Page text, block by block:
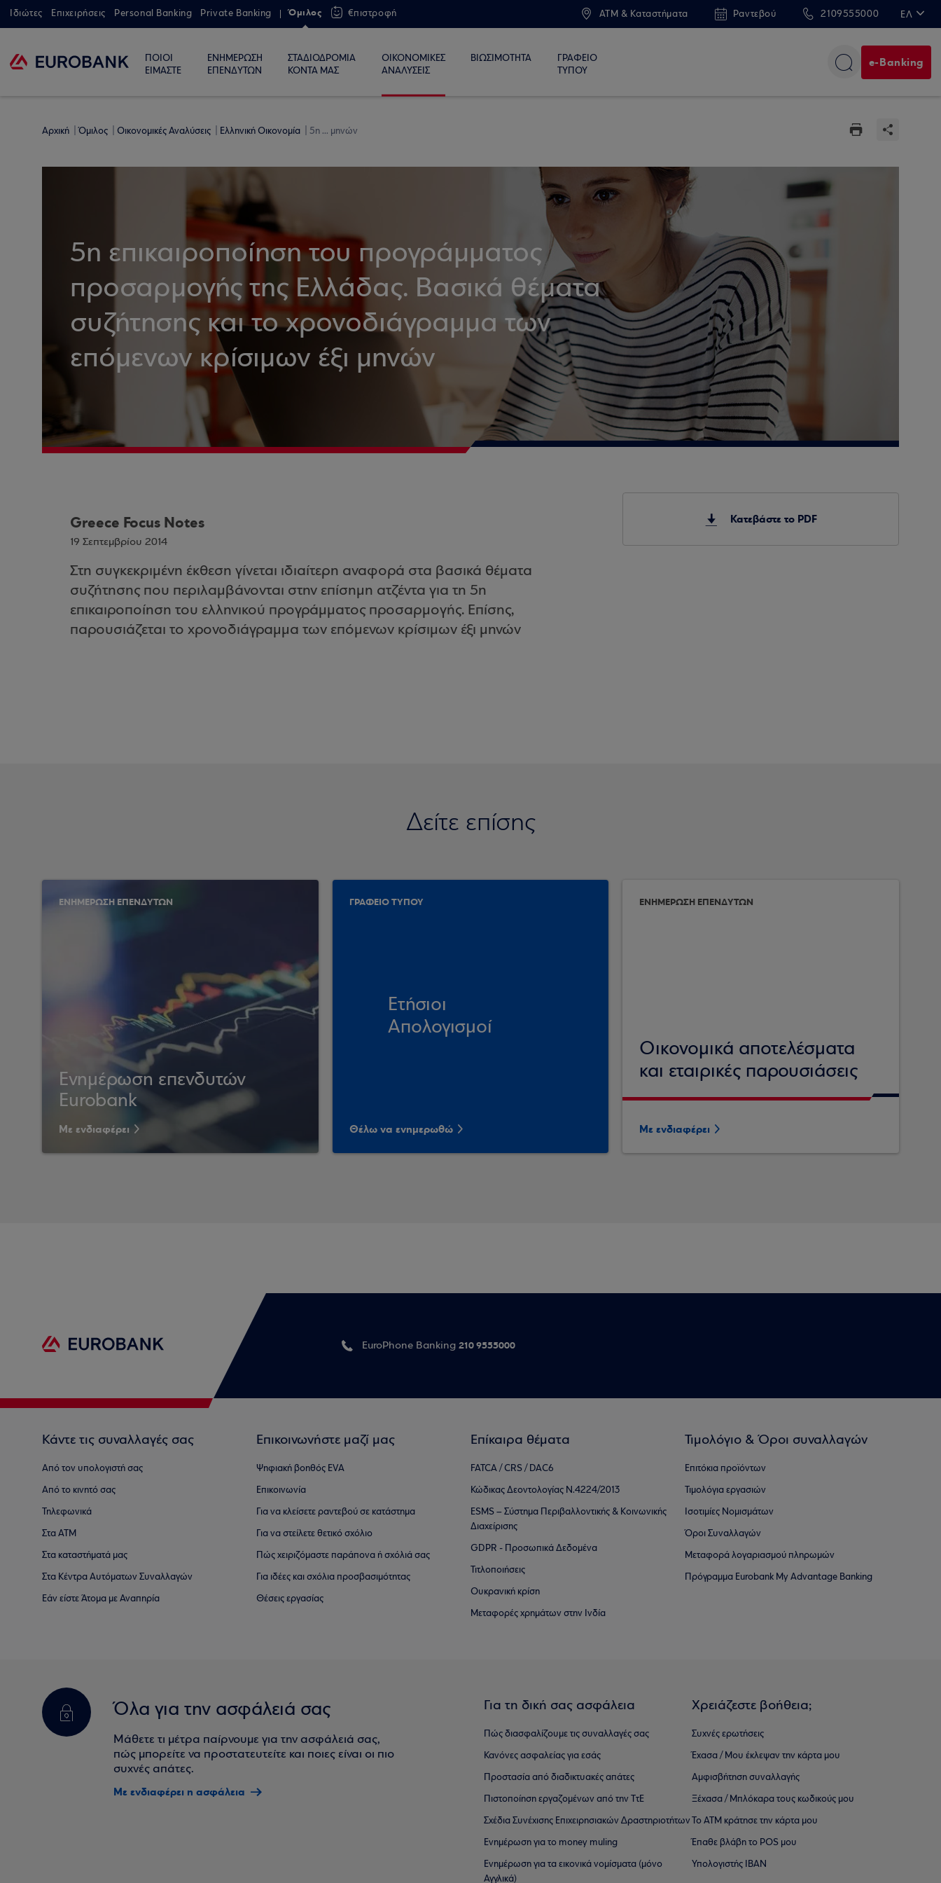
Ιδιώτες Επιχειρήσεις Personal Banking Private Banking Όμιλος €πιστροφή ATM & Καταστήματα Ραντεβού 2109555000 ΕΛ
ΠΟΙΟΙ
ΕΙΜΑΣΤΕ
ΕΝΗΜΕΡΩΣΗ
ΕΠΕΝΔΥΤΩΝ
ΣΤΑΔΙΟΔΡΟΜΙΑ
ΚΟΝΤΑ ΜΑΣ
ΟΙΚΟΝΟΜΙΚΕΣ
ΑΝΑΛΥΣΕΙΣ
ΒΙΩΣΙΜΟΤΗΤΑ
ΓΡΑΦΕΙΟ
ΤΥΠΟΥ
e-Banking
Αρχική Όμιλος Οικονομικές Αναλύσεις Ελληνική Οικονομία 5η ... μηνών
5η επικαιροποίηση του προγράμματος
προσαρμογής της Ελλάδας. Βασικά θέματα
συζήτησης και το χρονοδιάγραμμα των
επόμενων κρίσιμων έξι μηνών
Greece Focus Notes
19 Σεπτεμβρίου 2014
Στη συγκεκριμένη έκθεση γίνεται ιδιαίτερη αναφορά στα βασικά θέματα
συζήτησης που περιλαμβάνονται στην επίσημη ατζέντα για τη 5η
επικαιροποίηση του ελληνικού προγράμματος προσαρμογής. Επίσης,
παρουσιάζεται το χρονοδιάγραμμα των επόμενων κρίσιμων έξι μηνών
Κατεβάστε το PDF
Δείτε επίσης
ΕΝΗΜΕΡΩΣΗ ΕΠΕΝΔΥΤΩΝ
Ενημέρωση επενδυτών
Eurobank
Με ενδιαφέρει
ΓΡΑΦΕΙΟ ΤΥΠΟΥ
Ετήσιοι
Απολογισμοί
Θέλω να ενημερωθώ
ΕΝΗΜΕΡΩΣΗ ΕΠΕΝΔΥΤΩΝ
Οικονομικά αποτελέσματα
και εταιρικές παρουσιάσεις
Με ενδιαφέρει
EuroPhone Banking 210 9555000
Κάντε τις συναλλαγές σας
Από τον υπολογιστή σας
Από το κινητό σας
Τηλεφωνικά
Στα ΑΤΜ
Στα καταστήματά μας
Στα Κέντρα Αυτόματων Συναλλαγών
Εάν είστε Άτομα με Αναπηρία
Επικοινωνήστε μαζί μας
Ψηφιακή βοηθός EVA
Επικοινωνία
Για να κλείσετε ραντεβού σε κατάστημα
Για να στείλετε θετικό σχόλιο
Πώς χειριζόμαστε παράπονα ή σχόλιά σας
Για ιδέες και σχόλια προσβασιμότητας
Θέσεις εργασίας
Επίκαιρα θέματα
FATCA / CRS / DAC6
Κώδικας Δεοντολογίας Ν.4224/2013
ESMS – Σύστημα Περιβαλλοντικής & Κοινωνικής
Διαχείρισης
GDPR - Προσωπικά Δεδομένα
Τιτλοποιήσεις
Ουκρανική κρίση
Μεταφορές χρημάτων στην Ινδία
Τιμολόγιο & Όροι συναλλαγών
Επιτόκια προϊόντων
Τιμολόγια εργασιών
Ισοτιμίες Νομισμάτων
Όροι Συναλλαγών
Μεταφορά λογαριασμού πληρωμών
Πρόγραμμα Eurobank My Advantage Banking
Όλα για την ασφάλειά σας
Μάθετε τι μέτρα παίρνουμε για την ασφάλειά σας,
πώς μπορείτε να προστατευτείτε και ποιες είναι οι πιο
συχνές απάτες.
Με ενδιαφέρει η ασφάλεια
Για τη δική σας ασφάλεια
Πώς διασφαλίζουμε τις συναλλαγές σας
Κανόνες ασφαλείας για εσάς
Προστασία από διαδικτυακές απάτες
Πιστοποίηση εργαζομένων από την ΤτΕ
Σχέδια Συνέχισης Επιχειρησιακών ∆ραστηριοτήτων
Ενημέρωση για το money muling
Ενημέρωση για τα εικονικά νομίσματα (μόνο
Αγγλικά)
Χρειάζεστε βοήθεια;
Συχνές ερωτήσεις
Έχασα / Μου έκλεψαν την κάρτα μου
Αμφισβήτηση συναλλαγής
Ξέχασα / Μπλόκαρα τους κωδικούς μου
Το ΑΤΜ κράτησε την κάρτα μου
Έπαθε βλάβη το POS μου
Υπολογιστής IBAN